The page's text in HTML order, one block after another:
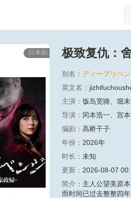
日本剧 极致复仇：
别名： ディープリベ
英文名：
主演： 饭岛宽骑 堀
导演： 冈本浩一
宫
编剧： 高桥干子
年份： 2026年
时长： 未知
更新： 2026-08-07
简介： 主人公望美原
而时间已过去整整四